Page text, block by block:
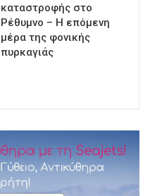
καταστροφής στο
Ρέθυμνο – Η επόμενη
μέρα της φονικής
πυρκαγιάς